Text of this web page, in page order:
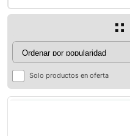
Solo productos en oferta